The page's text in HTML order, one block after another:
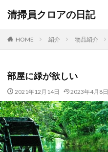
清掃員クロアの日記
HOME 紹介 物品紹介
部屋に緑が欲しい
2021年12月14日 2023年4月8日